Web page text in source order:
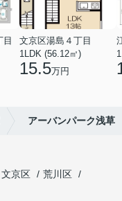
目
文京区湯島４丁目
1LDK (56.12㎡)
15.5万円
アーバンパーク浅草
文京区
荒川区